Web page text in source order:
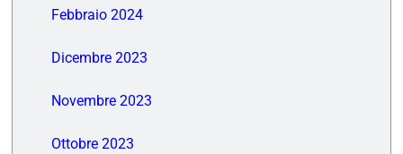
Febbraio 2024
Dicembre 2023
Novembre 2023
Ottobre 2023